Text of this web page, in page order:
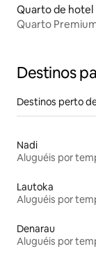
Quarto de hotel
Quarto
Destinos
Destinos perto
Nadi
Aluguéis por
Lautoka
Aluguéis por
Denarau
Aluguéis por